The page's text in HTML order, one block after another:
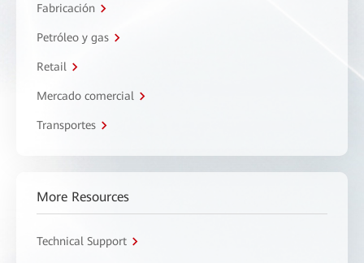
Fabricación
Petróleo y gas
Retail
Mercado comercial
Transportes
More Resources
Technical Support